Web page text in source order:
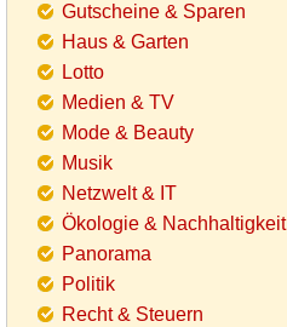
Gutscheine & Sparen
Haus & Garten
Lotto
Medien & TV
Mode & Beauty
Musik
Netzwelt & IT
Ökologie & Nachhaltigkeit
Panorama
Politik
Recht & Steuern